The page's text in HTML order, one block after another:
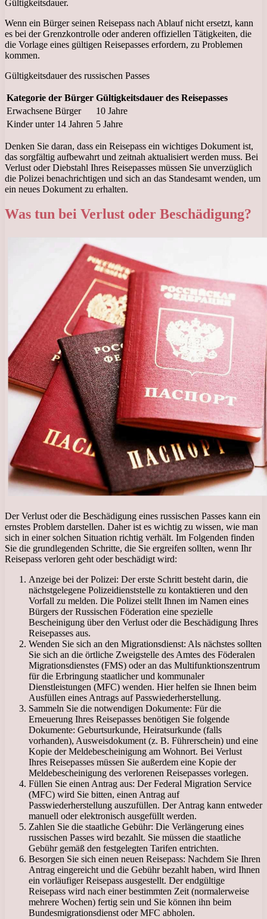
Gültigkeitsdauer.
Wenn ein Bürger seinen Reisepass nach Ablauf nicht ersetzt, kann
es bei der Grenzkontrolle oder anderen offiziellen Tätigkeiten, die
die Vorlage eines gültigen Reisepasses erfordern, zu Problemen
kommen.
Gültigkeitsdauer des russischen Passes
Kategorie der Bürger Gültigkeitsdauer des Reisepasses
Erwachsene Bürger
10 Jahre
Kinder unter 14 Jahren 5 Jahre
Denken Sie daran, dass ein Reisepass ein wichtiges Dokument ist,
das sorgfältig aufbewahrt und zeitnah aktualisiert werden muss. Bei
Verlust oder Diebstahl Ihres Reisepasses müssen Sie unverzüglich
die Polizei benachrichtigen und sich an das Standesamt wenden, um
ein neues Dokument zu erhalten.
Was tun bei Verlust oder Beschädigung?
Der Verlust oder die Beschädigung eines russischen Passes kann ein
ernstes Problem darstellen. Daher ist es wichtig zu wissen, wie man
sich in einer solchen Situation richtig verhält. Im Folgenden finden
Sie die grundlegenden Schritte, die Sie ergreifen sollten, wenn Ihr
Reisepass verloren geht oder beschädigt wird:
Anzeige bei der Polizei: Der erste Schritt besteht darin, die
nächstgelegene Polizeidienststelle zu kontaktieren und den
Vorfall zu melden. Die Polizei stellt Ihnen im Namen eines
Bürgers der Russischen Föderation eine spezielle
Bescheinigung über den Verlust oder die Beschädigung Ihres
Reisepasses aus.
Wenden Sie sich an den Migrationsdienst: Als nächstes sollten
Sie sich an die örtliche Zweigstelle des Amtes des Föderalen
Migrationsdienstes (FMS) oder an das Multifunktionszentrum
für die Erbringung staatlicher und kommunaler
Dienstleistungen (MFC) wenden. Hier helfen sie Ihnen beim
Ausfüllen eines Antrags auf Passwiederherstellung.
Sammeln Sie die notwendigen Dokumente: Für die
Erneuerung Ihres Reisepasses benötigen Sie folgende
Dokumente: Geburtsurkunde, Heiratsurkunde (falls
vorhanden), Ausweisdokument (z. B. Führerschein) und eine
Kopie der Meldebescheinigung am Wohnort. Bei Verlust
Ihres Reisepasses müssen Sie außerdem eine Kopie der
Meldebescheinigung des verlorenen Reisepasses vorlegen.
Füllen Sie einen Antrag aus: Der Federal Migration Service
(MFC) wird Sie bitten, einen Antrag auf
Passwiederherstellung auszufüllen. Der Antrag kann entweder
manuell oder elektronisch ausgefüllt werden.
Zahlen Sie die staatliche Gebühr: Die Verlängerung eines
russischen Passes wird bezahlt. Sie müssen die staatliche
Gebühr gemäß den festgelegten Tarifen entrichten.
Besorgen Sie sich einen neuen Reisepass: Nachdem Sie Ihren
Antrag eingereicht und die Gebühr bezahlt haben, wird Ihnen
ein vorläufiger Reisepass ausgestellt. Der endgültige
Reisepass wird nach einer bestimmten Zeit (normalerweise
mehrere Wochen) fertig sein und Sie können ihn beim
Bundesmigrationsdienst oder MFC abholen.